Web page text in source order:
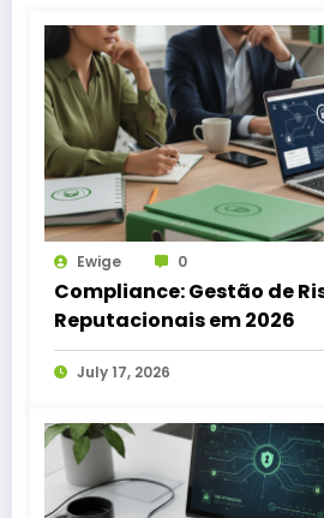
Ewige 0
Compliance: Gestão de
Reputacionais em 2026
July 17, 2026